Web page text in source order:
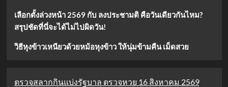
เลือกตั้งล่วงหน้า 2569 กับ ลงประชามติ คือวันเดียวกันไหม?
สรุปชัดที่นี่จะได้ไม่ไปผิดวัน!
วิธีหุงข้าวเหนียวด้วยหม้อหุงข้าว ให้นุ่มข้ามคืน เม็ดสวย
ตรวจสลากกินแบ่งรัฐบาล ตรวจหวย 16 สิงหาคม 2569